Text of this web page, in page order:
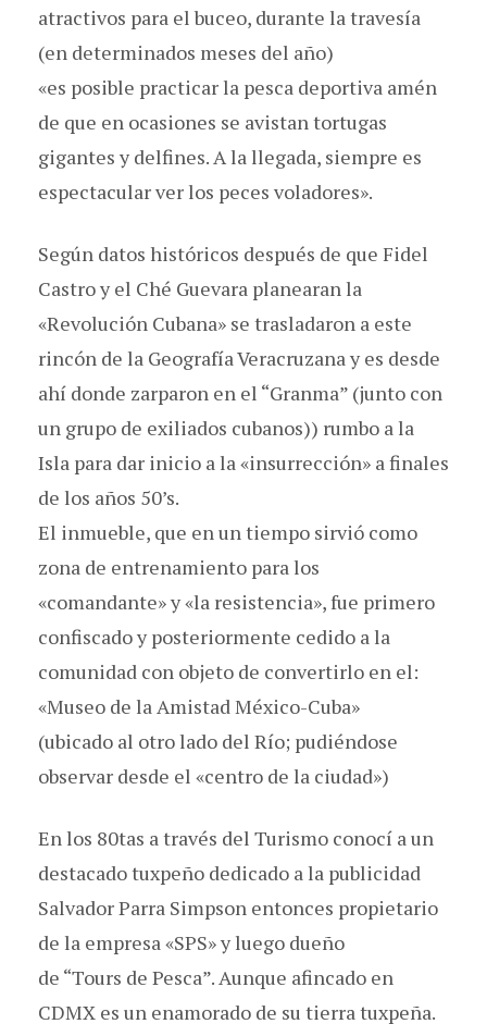
atractivos para el buceo, durante la travesía
(en determinados meses del año)
«es posible practicar la pesca deportiva amén
de que en ocasiones se avistan tortugas
gigantes y delfines. A la llegada, siempre es
espectacular ver los peces voladores».
Según datos históricos después de que Fidel
Castro y el Ché Guevara planearan la
«Revolución Cubana» se trasladaron a este
rincón de la Geografía Veracruzana y es desde
ahí donde zarparon en el “Granma” (junto con
un grupo de exiliados cubanos)) rumbo a la
Isla para dar inicio a la «insurrección» a finales
de los años 50’s.
El inmueble, que en un tiempo sirvió como
zona de entrenamiento para los
«comandante» y «la resistencia», fue primero
confiscado y posteriormente cedido a la
comunidad con objeto de convertirlo en el:
«Museo de la Amistad México-Cuba»
(ubicado al otro lado del Río; pudiéndose
observar desde el «centro de la ciudad»)
En los 80tas a través del Turismo conocí a un
destacado tuxpeño dedicado a la publicidad
Salvador Parra Simpson entonces propietario
de la empresa «SPS» y luego dueño
de “Tours de Pesca”. Aunque afincado en
CDMX es un enamorado de su tierra tuxpeña.